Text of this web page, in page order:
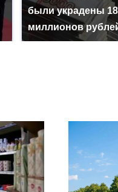
были украдены 18
миллионов